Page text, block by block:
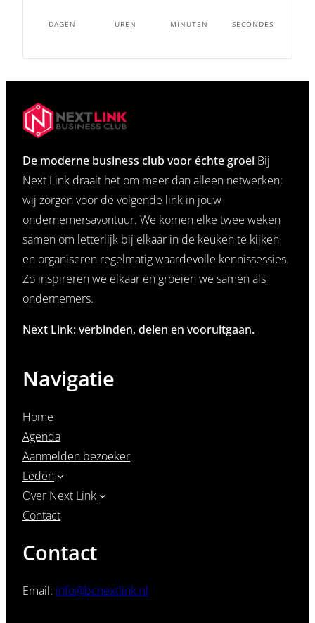
DAGEN UREN MINUTEN SECONDES
De moderne business club voor échte groei Bij
Next Link draait het om meer dan alleen netwerken;
wij zorgen voor de volgende link in jouw
ondernemersavontuur. We komen elke twee weken
samen om letterlijk bij elkaar in de keuken te kijken
en organiseren regelmatig waardevolle kennissessies.
Zo inspireren we elkaar en groeien we samen als
ondernemers.
Next Link: verbinden, delen en vooruitgaan.
Navigatie
Home
Agenda
Aanmelden bezoeker
Leden
Over Next Link
Contact
Contact
Email: info@bcnextlink.nl